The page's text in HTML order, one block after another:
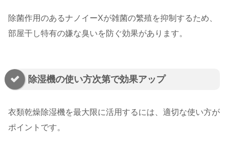
除菌作用のあるナノイーXが雑菌の繁殖を抑制するため、
部屋干し特有の嫌な臭いを防ぐ効果があります。
除湿機の使い方次第で効果アップ
衣類乾燥除湿機を最大限に活用するには、適切な使い方が
ポイントです。